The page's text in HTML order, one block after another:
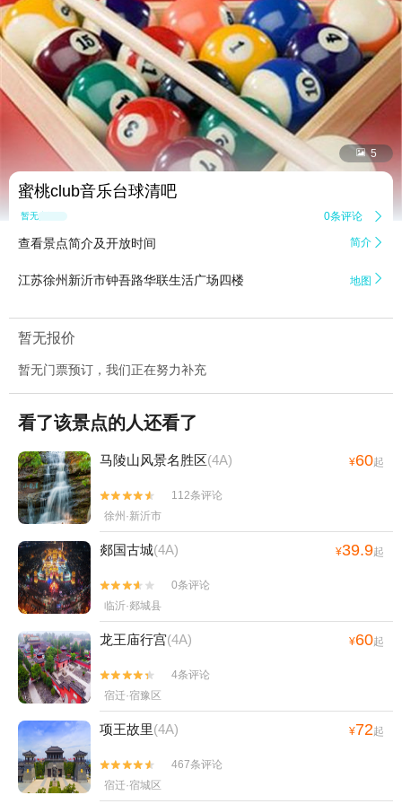
 5
蜜桃club音乐台球清吧
暂无点评 0条评论 
查看景点简介及开放时间 简介 
江苏徐州新沂市钟吾路华联生活广场四楼 地图 
暂无报价
暂无门票预订，我们正在努力补充
看了该景点的人还看了
马陵山风景名胜区(4A) ¥60起


112条评论
徐州·新沂市
郯国古城(4A) ¥39.9起


0条评论
临沂·郯城县
龙王庙行宫(4A) ¥60起


4条评论
宿迁·宿豫区
项王故里(4A) ¥72起


467条评论
宿迁·宿城区
